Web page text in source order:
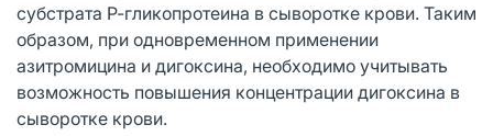
субстрата Р-гликопротеина в сыворотке крови. Таким
образом, при одновременном применении
азитромицина и дигоксина, необходимо учитывать
возможность повышения концентрации дигоксина в
сыворотке крови.